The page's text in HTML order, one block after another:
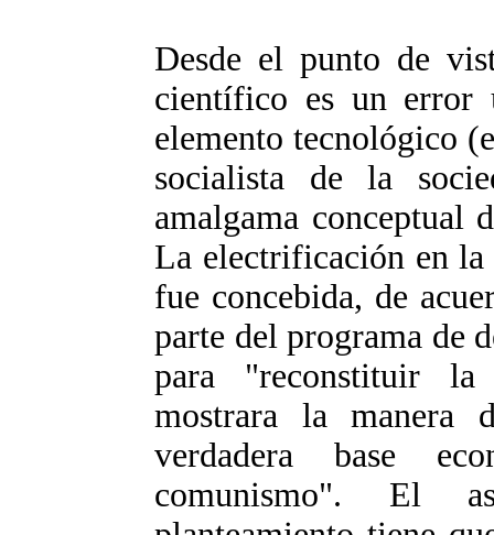
Desde el punto de
científico es un
elemento tecnológico
socialista de la
amalgama conceptual
La electrificación en la
fue concebida, de
parte del programa de
para "reconstituir
mostrara la manera
verdadera base
comunismo". El